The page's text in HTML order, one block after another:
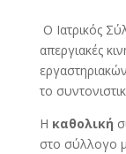
Ο Ιατρικός
απεργιακές
το
Η καθολική
στο σύλλογο